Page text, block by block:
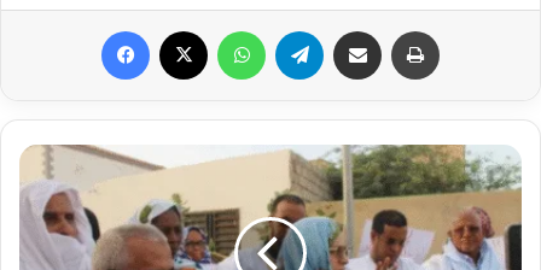
Facebook WhatsAppTelegram Partager par email